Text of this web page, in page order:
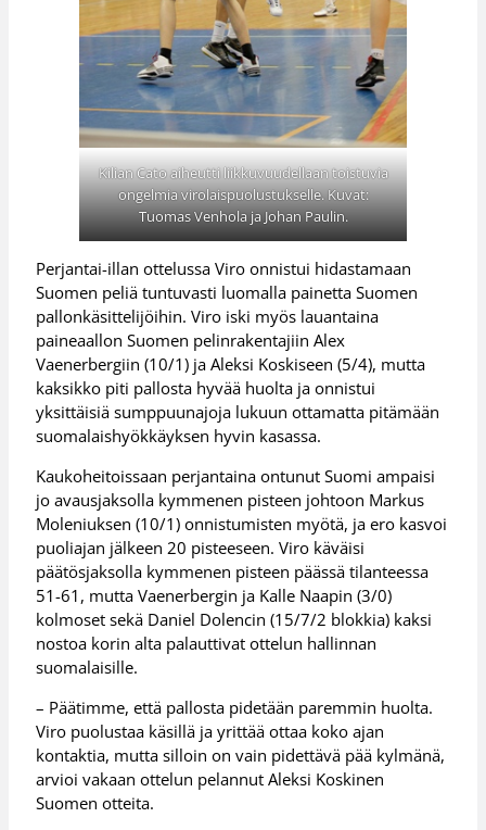
Kilian Cato aiheutti liikkuvuudellaan toistuvia
ongelmia virolaispuolustukselle. Kuvat:
Tuomas Venhola ja Johan Paulin.
Perjantai-illan ottelussa Viro onnistui hidastamaan
Suomen peliä tuntuvasti luomalla painetta Suomen
pallonkäsittelijöihin. Viro iski myös lauantaina
paineaallon Suomen pelinrakentajiin Alex
Vaenerbergiin (10/1) ja Aleksi Koskiseen (5/4), mutta
kaksikko piti pallosta hyvää huolta ja onnistui
yksittäisiä sumppuunajoja lukuun ottamatta pitämään
suomalaishyökkäyksen hyvin kasassa.
Kaukoheitoissaan perjantaina ontunut Suomi ampaisi
jo avausjaksolla kymmenen pisteen johtoon Markus
Moleniuksen (10/1) onnistumisten myötä, ja ero kasvoi
puoliajan jälkeen 20 pisteeseen. Viro käväisi
päätösjaksolla kymmenen pisteen päässä tilanteessa
51-61, mutta Vaenerbergin ja Kalle Naapin (3/0)
kolmoset sekä Daniel Dolencin (15/7/2 blokkia) kaksi
nostoa korin alta palauttivat ottelun hallinnan
suomalaisille.
– Päätimme, että pallosta pidetään paremmin huolta.
Viro puolustaa käsillä ja yrittää ottaa koko ajan
kontaktia, mutta silloin on vain pidettävä pää kylmänä,
arvioi vakaan ottelun pelannut Aleksi Koskinen
Suomen otteita.